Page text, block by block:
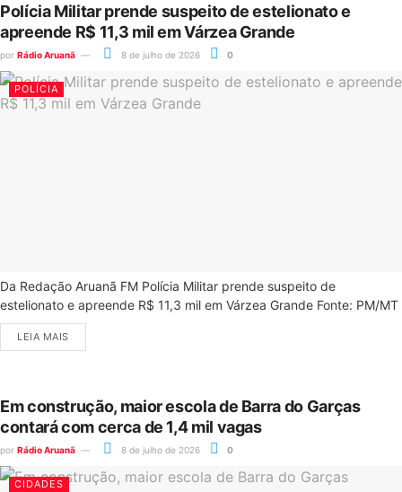
Polícia Militar prende suspeito de estelionato e
apreende R$ 11,3 mil em Várzea Grande
por Rádio Aruanã 8 de julho de 2026 0
POLÍCIA
Da Redação Aruanã FM Polícia Militar prende suspeito de
estelionato e apreende R$ 11,3 mil em Várzea Grande Fonte: PM/MT
LEIA MAIS
Em construção, maior escola de Barra do Garças
contará com cerca de 1,4 mil vagas
por Rádio Aruanã 8 de julho de 2026 0
CIDADES